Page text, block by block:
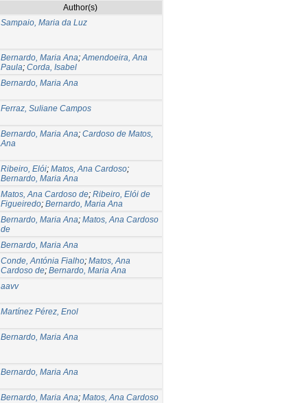
Author(s)
Sampaio, Maria da Luz
Bernardo, Maria Ana;Amendoeira, Ana
Paula; Corda, Isabel
Bernardo, Maria Ana
Ferraz, Suliane Campos
Bernardo, Maria Ana; Cardoso de Matos,
Ana
Ribeiro, Elói; Matos, Ana Cardoso;
Bernardo, Maria Ana
Matos, Ana Cardoso de; Ribeiro, Elói de
Figueiredo; Bernardo, Maria Ana
Bernardo, Maria Ana; Matos, Ana Cardoso
de
Bernardo, Maria Ana
Conde, Antónia Fialho; Matos, Ana
Cardoso de; Bernardo, Maria Ana
aavv
Martínez Pérez, Enol
Bernardo, Maria Ana
Bernardo, Maria Ana
Bernardo, Maria Ana; Matos, Ana Cardoso